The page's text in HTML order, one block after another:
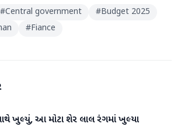
#Central government #Budget 2025
#Fiance
સાથે ખુલ્યું, આ મોટા શેર લાલ રંગમાં ખુલ્યા